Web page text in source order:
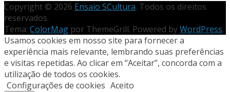
Copyright © 2026 Ensaio SCultura. Todos os direitos
reservados.
Tema: ColorMag por ThemeGrill. Powered byWordPress.
Usamos cookies em nosso site para fornecer a
experiência mais relevante, lembrando suas preferências
e visitas repetidas. Ao clicar em “Aceitar”, concorda com a
utilização de todos os cookies.
Configurações de cookies Aceito